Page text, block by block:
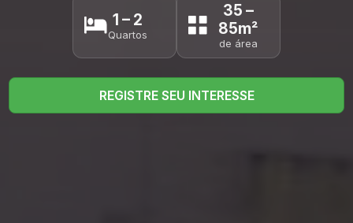
1 – 2
Quartos
35 –
85m²
de área
REGISTRE SEU INTERESSE